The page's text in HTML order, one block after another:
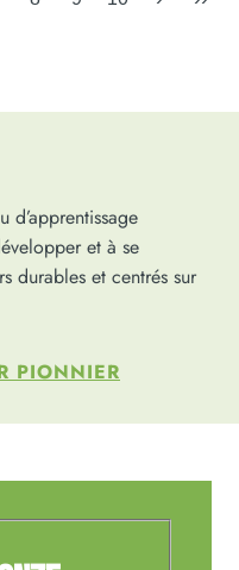
d’apprentissage
et à se
durables et centrés sur
PIONNIER